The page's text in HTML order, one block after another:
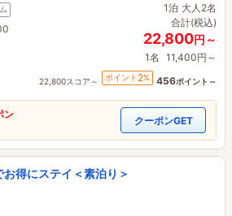
1泊 大人2名
合計(税込)
22,800円～
1名 11,400円～
22,800スコア～ ポイント 2% 456ポイント～
ン
クーポンGET
お得にステイ＜素泊り＞